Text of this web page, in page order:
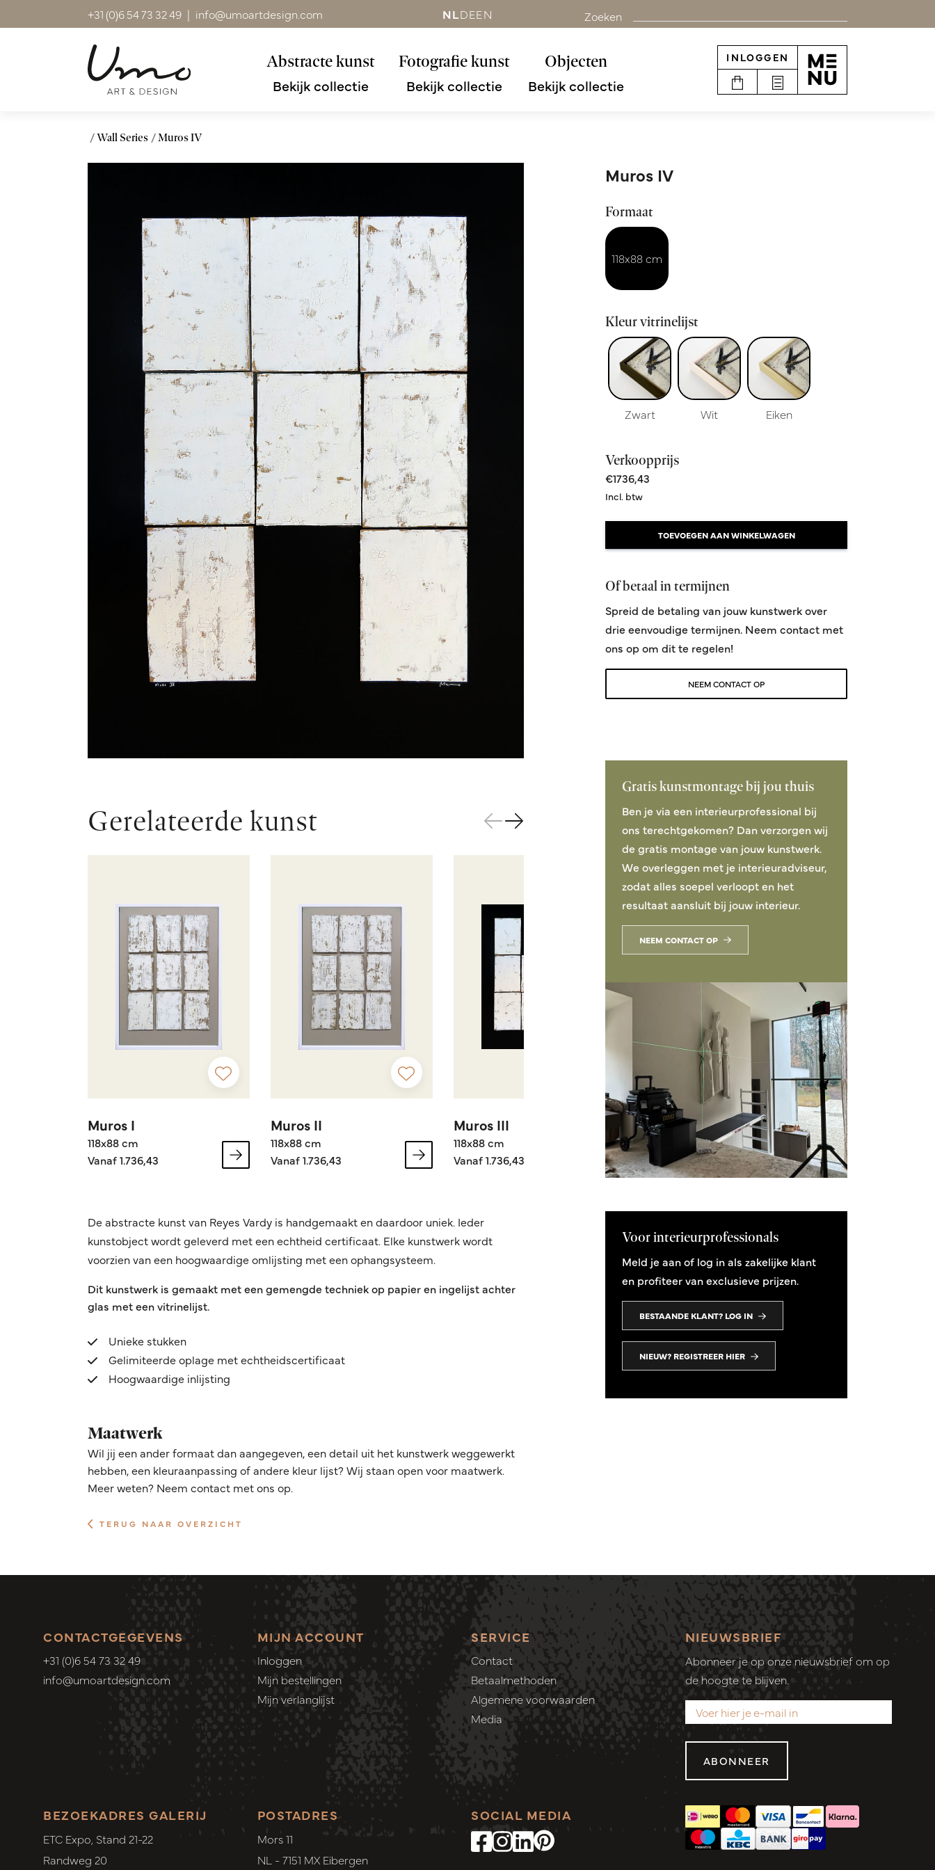
+31 (0)6 54 73 32 49 | info@umoartdesign.com NLDEEN Zoeken
Abstracte kunst
Bekijk collectie
Fotografie kunst
Bekijk collectie
Objecten
Bekijk collectie
INLOGGEN
Wall Series Muros IV
Gerelateerde kunst
Muros I
118x88 cm
Vanaf 1.736,43
Muros II
118x88 cm
Vanaf 1.736,43
Muros III
118x88 cm
Vanaf 1.736,43
De abstracte kunst van Reyes Vardy is handgemaakt en daardoor uniek. Ieder
kunstobject wordt geleverd met een echtheid certificaat. Elke kunstwerk wordt
voorzien van een hoogwaardige omlijsting met een ophangsysteem.
Dit kunstwerk is gemaakt met een gemengde techniek op papier en ingelijst achter
glas met een vitrinelijst.
Unieke stukken
Gelimiteerde oplage met echtheidscertificaat
Hoogwaardige inlijsting
Maatwerk
Wil jij een ander formaat dan aangegeven, een detail uit het kunstwerk weggewerkt
hebben, een kleuraanpassing of andere kleur lijst? Wij staan open voor maatwerk.
Meer weten? Neem contact met ons op.
TERUG NAAR OVERZICHT
Muros IV
Formaat
118x88 cm
Kleur vitrinelijst
Zwart Wit Eiken
Verkoopprijs
€1736,43
Incl. btw
TOEVOEGEN AAN WINKELWAGEN
Of betaal in termijnen
Spreid de betaling van jouw kunstwerk over
drie eenvoudige termijnen. Neem contact met
ons op om dit te regelen!
NEEM CONTACT OP
Gratis kunstmontage bij jou thuis
Ben je via een interieurprofessional bij
ons terechtgekomen? Dan verzorgen wij
de gratis montage van jouw kunstwerk.
We overleggen met je interieuradviseur,
zodat alles soepel verloopt en het
resultaat aansluit bij jouw interieur.
NEEM CONTACT OP
Voor interieurprofessionals
Meld je aan of log in als zakelijke klant
en profiteer van exclusieve prijzen.
BESTAANDE KLANT? LOG IN
NIEUW? REGISTREER HIER
CONTACTGEGEVENS
+31 (0)6 54 73 32 49
info@umoartdesign.com
MIJN ACCOUNT
Inloggen
Mijn bestellingen
Mijn verlanglijst
SERVICE
Contact
Betaalmethoden
Algemene voorwaarden
Media
SOCIAL MEDIA
POSTADRES
Mors 11
NL - 7151 MX Eibergen
BEZOEKADRES GALERIJ
ETC Expo, Stand 21-22
Randweg 20
NIEUWSBRIEF
Abonneer je op onze nieuwsbrief om op
de hoogte te blijven.
ABONNEER